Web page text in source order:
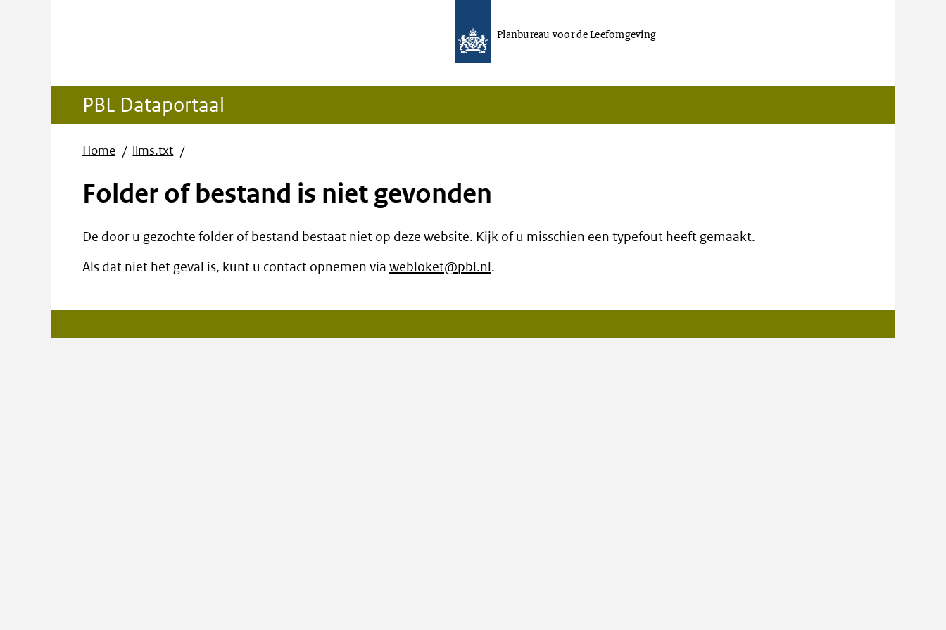
Planbureau voor de Leefomgeving
PBL Dataportaal
Home llms.txt
Folder of bestand is niet gevonden
De door u gezochte folder of bestand bestaat niet op deze website. Kijk of u misschien een typefout heeft gemaakt.
Als dat niet het geval is, kunt u contact opnemen via webloket@pbl.nl.